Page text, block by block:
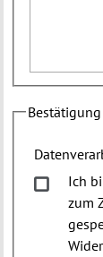
Ich
zum